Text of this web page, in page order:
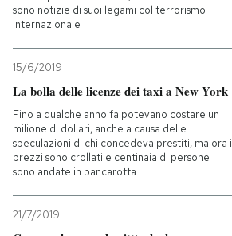
sono notizie di suoi legami col terrorismo
internazionale
15/6/2019
La bolla delle licenze dei taxi a New York
Fino a qualche anno fa potevano costare un
milione di dollari, anche a causa delle
speculazioni di chi concedeva prestiti, ma ora i
prezzi sono crollati e centinaia di persone
sono andate in bancarotta
21/7/2019